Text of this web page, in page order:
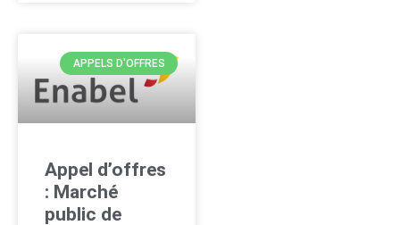
APPELS D'OFFRES
Appel d’offres
: Marché
public de